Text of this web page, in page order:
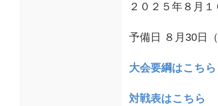
２０２５年８月
予備日 ８月30日
大会要綱はこちら
対戦表はこちら